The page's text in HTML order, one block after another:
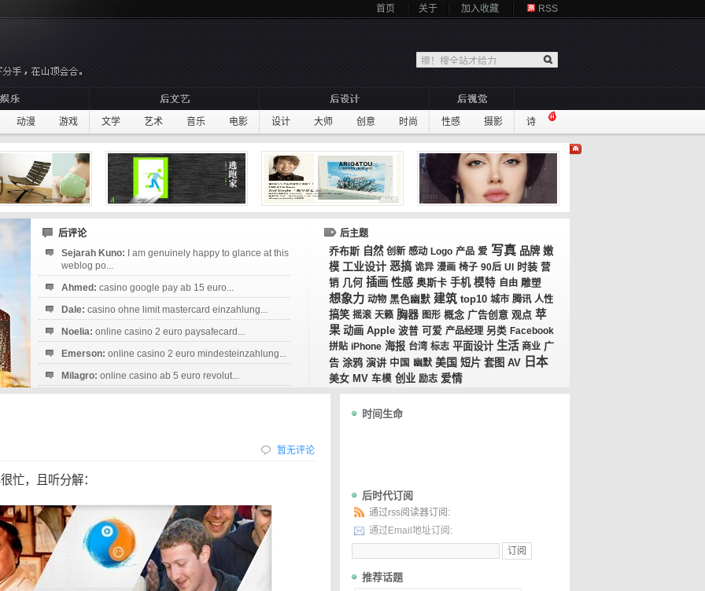
首页 关于 加入收藏 RSS
动漫 游戏 文学 艺术 音乐 电影 设计 大师 创意 时尚 性感 摄影 诗
后评论
Sejarah Kuno:
I am genuinely happy to glance at this
weblog po...
Ahmed: casino google pay ab 15 euro...
Dale: casino ohne limit mastercard einzahlung...
Noelia: online casino 2 euro paysafecard...
Emerson: online casino 2 euro mindesteinzahlung...
Milagro: online casino ab 5 euro revolut...
后主题
乔布斯 自然 创新 感动 Logo 产品 爱 写真 品牌 嫩
模 工业设计 恶搞 诡异 漫画 椅子 90后 UI 时装 营
销 几何 插画 性感 奥斯卡 手机 模特 自由 雕塑
想象力 动物 黑色幽默 建筑 top10 城市 腾讯 人性
搞笑 摇滚 天籁 胸器 图形 概念 广告创意 观点 苹
果 动画 Apple 波普 可爱 产品经理 另类 Facebook
拼贴 iPhone 海报 台湾 标志 平面设计 生活 商业 广
告 涂鸦 演讲 中国 幽默 美国 短片 套图 AV 日本
美女 MV 车模 创业 励志 爱情
暂无评论
忙，且听分解：
时间生命
后时代订阅
通过rss阅读器订阅:
通过Email地址订阅:
推荐话题